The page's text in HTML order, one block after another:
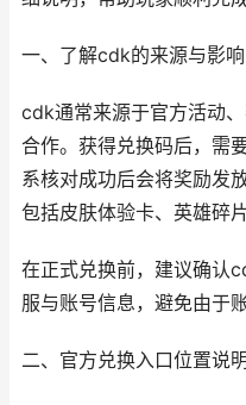
一、了解cdk的来源与影响
cdk通常来源于官方活动
合作。获得兑换码后，需
系核对成功后会将奖励发
包括皮肤体验卡、英雄碎
在正式兑换前，建议确认
服与账号信息，避免由于
二、官方兑换入口位置说明